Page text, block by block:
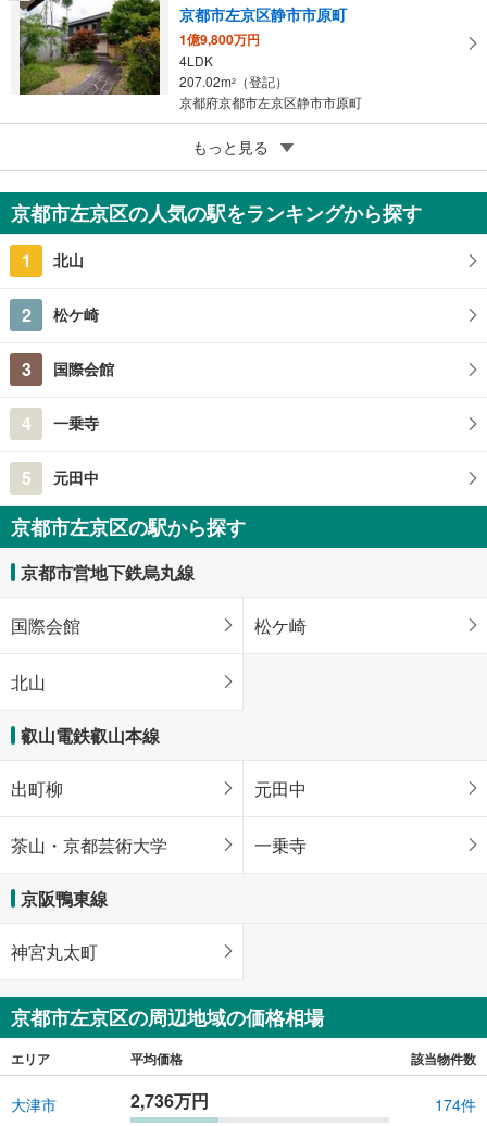
京都市左京区静市市原町
1億9,800万円
4LDK
207.02m2
（登記）
京都府京都市左京区静市市原町
成約でもらえる
京都市左京区岩倉中在地町
1,490万円
6SDK
もっと見る
京都市左京区の人気の駅をランキングから探す
1 北山
2 松ケ崎
3 国際会館
4 一乗寺
5 元田中
京都市左京区の駅から探す
京都市営地下鉄烏丸線
国際会館 松ケ崎
北山
叡山電鉄叡山本線
出町柳 元田中
茶山・京都芸術大学 一乗寺
京阪鴨東線
神宮丸太町
京都市左京区の周辺地域の価格相場
エリア 平均価格 該当物件数
大津市 2,736万円 174件